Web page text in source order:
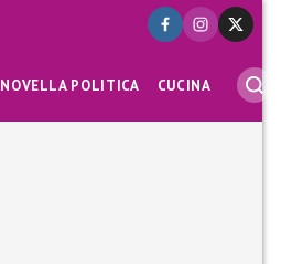
NOVELLA POLITICA CUCINA